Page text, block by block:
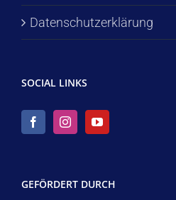
Datenschutzerklärung
SOCIAL LINKS
GEFÖRDERT DURCH